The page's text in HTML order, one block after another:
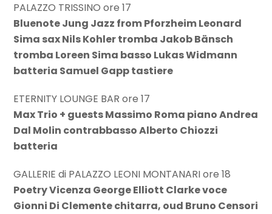
PALAZZO TRISSINO ore 17
Bluenote Jung Jazz from Pforzheim Leonard
Sima sax Nils Kohler tromba Jakob Bänsch
tromba Loreen Sima basso Lukas Widmann
batteria Samuel Gapp tastiere
ETERNITY LOUNGE BAR ore 17
Max Trio + guests Massimo Roma piano Andrea
Dal Molin contrabbasso Alberto Chiozzi
batteria
GALLERIE di PALAZZO LEONI MONTANARI ore 18
Poetry Vicenza George Elliott Clarke voce
Gionni Di Clemente chitarra, oud Bruno Censori